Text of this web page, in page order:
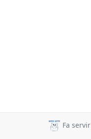
Fa servir